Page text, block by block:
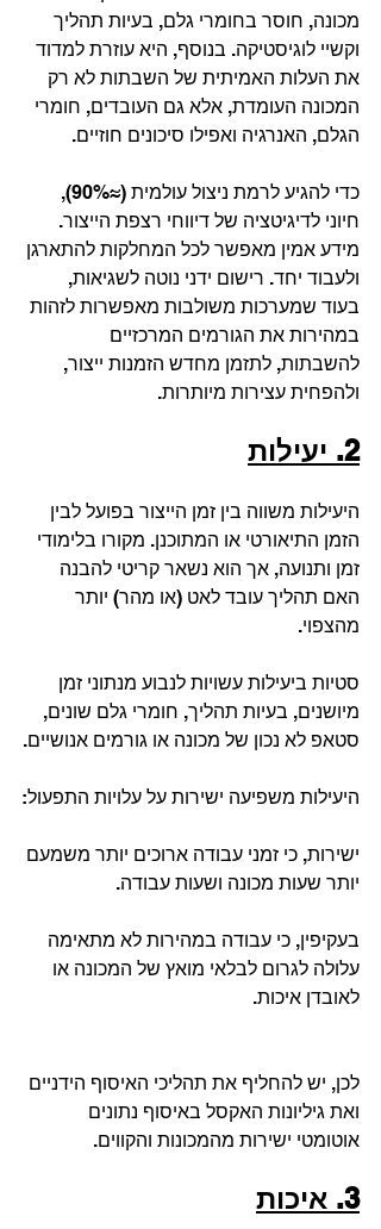
מכונה, חוסר בחומרי גלם, בעיות תהליך
וקשיי לוגיסטיקה. בנוסף, היא עוזרת למדוד
את העלות האמיתית של השבתות לא רק
המכונה העומדת, אלא גם העובדים, חומרי
הגלם, האנרגיה ואפילו סיכונים חוזיים.
כדי להגיע לרמת ניצול עולמית (≈90%),
חיוני לדיגיטציה של דיווחי רצפת הייצור.
מידע אמין מאפשר לכל המחלקות להתארגן
ולעבוד יחד. רישום ידני נוטה לשגיאות,
בעוד שמערכות משולבות מאפשרות לזהות
במהירות את הגורמים המרכזיים
להשבתות, לתזמן מחדש הזמנות ייצור,
ולהפחית עצירות מיותרות.
2. יעילות
היעילות משווה בין זמן הייצור בפועל לבין
הזמן התיאורטי או המתוכנן. מקורו בלימודי
זמן ותנועה, אך הוא נשאר קריטי להבנה
האם תהליך עובד לאט (או מהר) יותר
מהצפוי.
סטיות ביעילות עשויות לנבוע מנתוני זמן
מיושנים, בעיות תהליך, חומרי גלם שונים,
סטאפ לא נכון של מכונה או גורמים אנושיים.
היעילות משפיעה ישירות על עלויות התפעול:
ישירות, כי זמני עבודה ארוכים יותר משמעם
יותר שעות מכונה ושעות עבודה.
בעקיפין, כי עבודה במהירות לא מתאימה
עלולה לגרום לבלאי מואץ של המכונה או
לאובדן איכות.
לכן, יש להחליף את תהליכי האיסוף הידניים
ואת גיליונות האקסל באיסוף נתונים
אוטומטי ישירות מהמכונות והקווים.
3. איכות